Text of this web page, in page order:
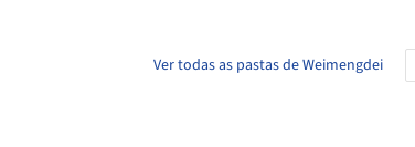
Ver todas as pastas de Weimengdei